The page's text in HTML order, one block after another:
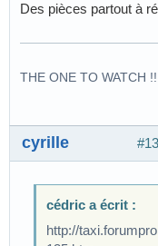
Des pièces partout à
THE ONE TO WATCH
cyrille
cédric a écrit :
http://